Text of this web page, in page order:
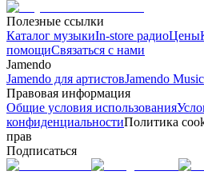
Полезные ссылки
Каталог музыкиIn-store радиоЦены
помощиСвязаться с нами
Jamendo
Jamendo для артистовJamendo Music
Правовая информация
Общие условия использования
конфиденциальностиПолитика
прав
Подписаться